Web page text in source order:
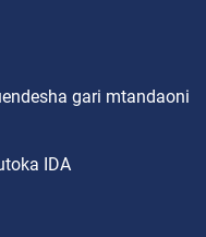
gari mtandaoni
IDA